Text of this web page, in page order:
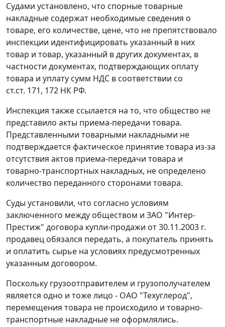
Судами установлено, что спорные товарные
накладные содержат необходимые сведения о
товаре, его количестве, цене, что не препятствовало
инспекции идентифицировать указанный в них
товар и товар, указанный в других документах, в
частности документах, подтверждающих оплату
товара и уплату сумм НДС в соответствии со
ст.ст. 171, 172 НК РФ.
Инспекция также ссылается на то, что общество не
представило акты приема-передачи товара.
Представленными товарными накладными не
подтверждается фактическое принятие товара из-за
отсутствия актов приема-передачи товара и
товарно-транспортных накладных, не определено
количество переданного сторонами товара.
Суды установили, что согласно условиям
заключенного между обществом и ЗАО "Интер-
Престиж" договора купли-продажи от 30.11.2003 г.
продавец обязался передать, а покупатель принять
и оплатить сырье на условиях предусмотренных
указанным договором.
Поскольку грузоотправителем и грузополучателем
является одно и тоже лицо - ОАО "Техуглерод",
перемещения товара не происходило и товарно-
транспортные накладные не оформлялись.